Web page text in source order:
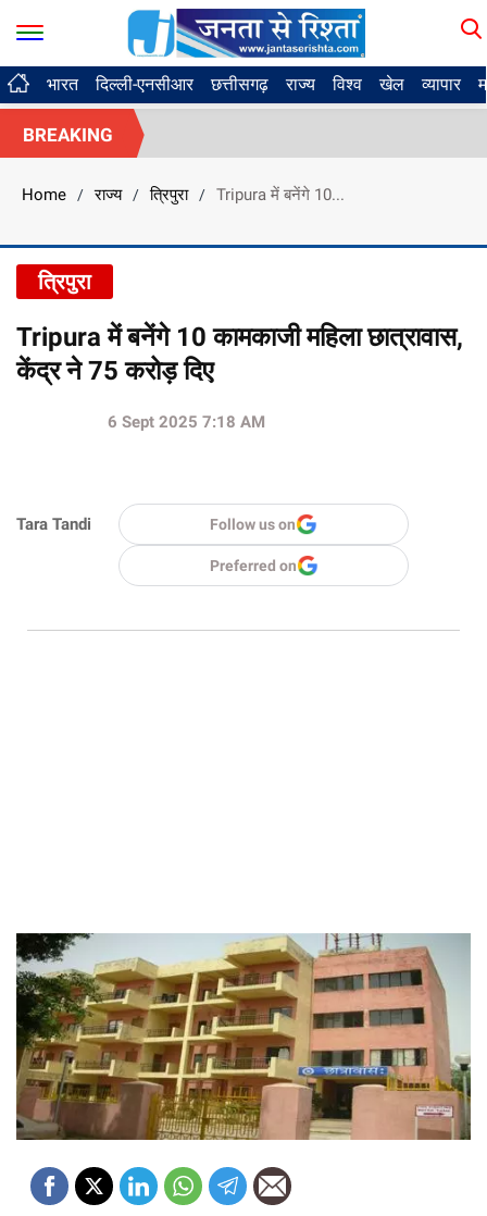
भारत दिल्ली-एनसीआर छत्तीसगढ़ राज्य विश्व खेल व्यापार
BREAKING
Home / राज्य / त्रिपुरा / Tripura में बनेंगे 10...
त्रिपुरा
Tripura में बनेंगे 10 कामकाजी महिला छात्रावास,
केंद्र ने 75 करोड़ दिए
Tara Tandi
6 Sept 2025 7:18 AM
Follow us on
Preferred on